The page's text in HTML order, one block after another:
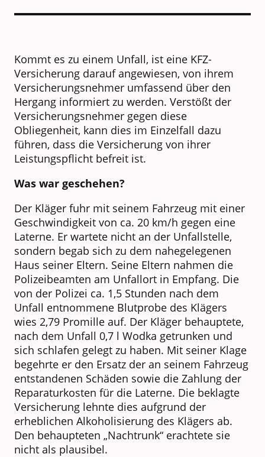
Kommt es zu einem Unfall, ist eine KFZ-
Versicherung darauf angewiesen, von ihrem
Versicherungsnehmer umfassend über den
Hergang informiert zu werden. Verstößt der
Versicherungsnehmer gegen diese
Obliegenheit, kann dies im Einzelfall dazu
führen, dass die Versicherung von ihrer
Leistungspflicht befreit ist.
Was war geschehen?
Der Kläger fuhr mit seinem Fahrzeug mit einer
Geschwindigkeit von ca. 20 km/h gegen eine
Laterne. Er wartete nicht an der Unfallstelle,
sondern begab sich zu dem nahegelegenen
Haus seiner Eltern. Seine Eltern nahmen die
Polizeibeamten am Unfallort in Empfang. Die
von der Polizei ca. 1,5 Stunden nach dem
Unfall entnommene Blutprobe des Klägers
wies 2,79 Promille auf. Der Kläger behauptete,
nach dem Unfall 0,7 l Wodka getrunken und
sich schlafen gelegt zu haben. Mit seiner Klage
begehrte er den Ersatz der an seinem Fahrzeug
entstandenen Schäden sowie die Zahlung der
Reparaturkosten für die Laterne. Die beklagte
Versicherung lehnte dies aufgrund der
erheblichen Alkoholisierung des Klägers ab.
Den behaupteten „Nachtrunk“ erachtete sie
nicht als plausibel.